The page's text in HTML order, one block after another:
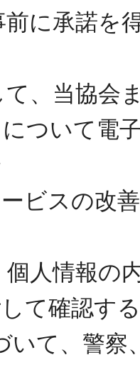
に承諾を
て、当協会
ついて電
ビスの改
人情報の
て確認す
いて、警察